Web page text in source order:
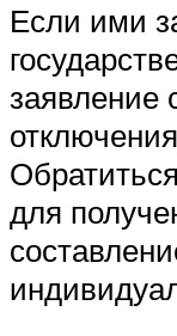
Если ими
заявление
для